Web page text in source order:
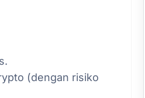
(dengan risiko